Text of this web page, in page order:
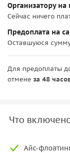
Организатору на
Сейчас ничего
Предоплата на
Оставшуюся
Для предоплаты
отмене за 48
Что
Айс-